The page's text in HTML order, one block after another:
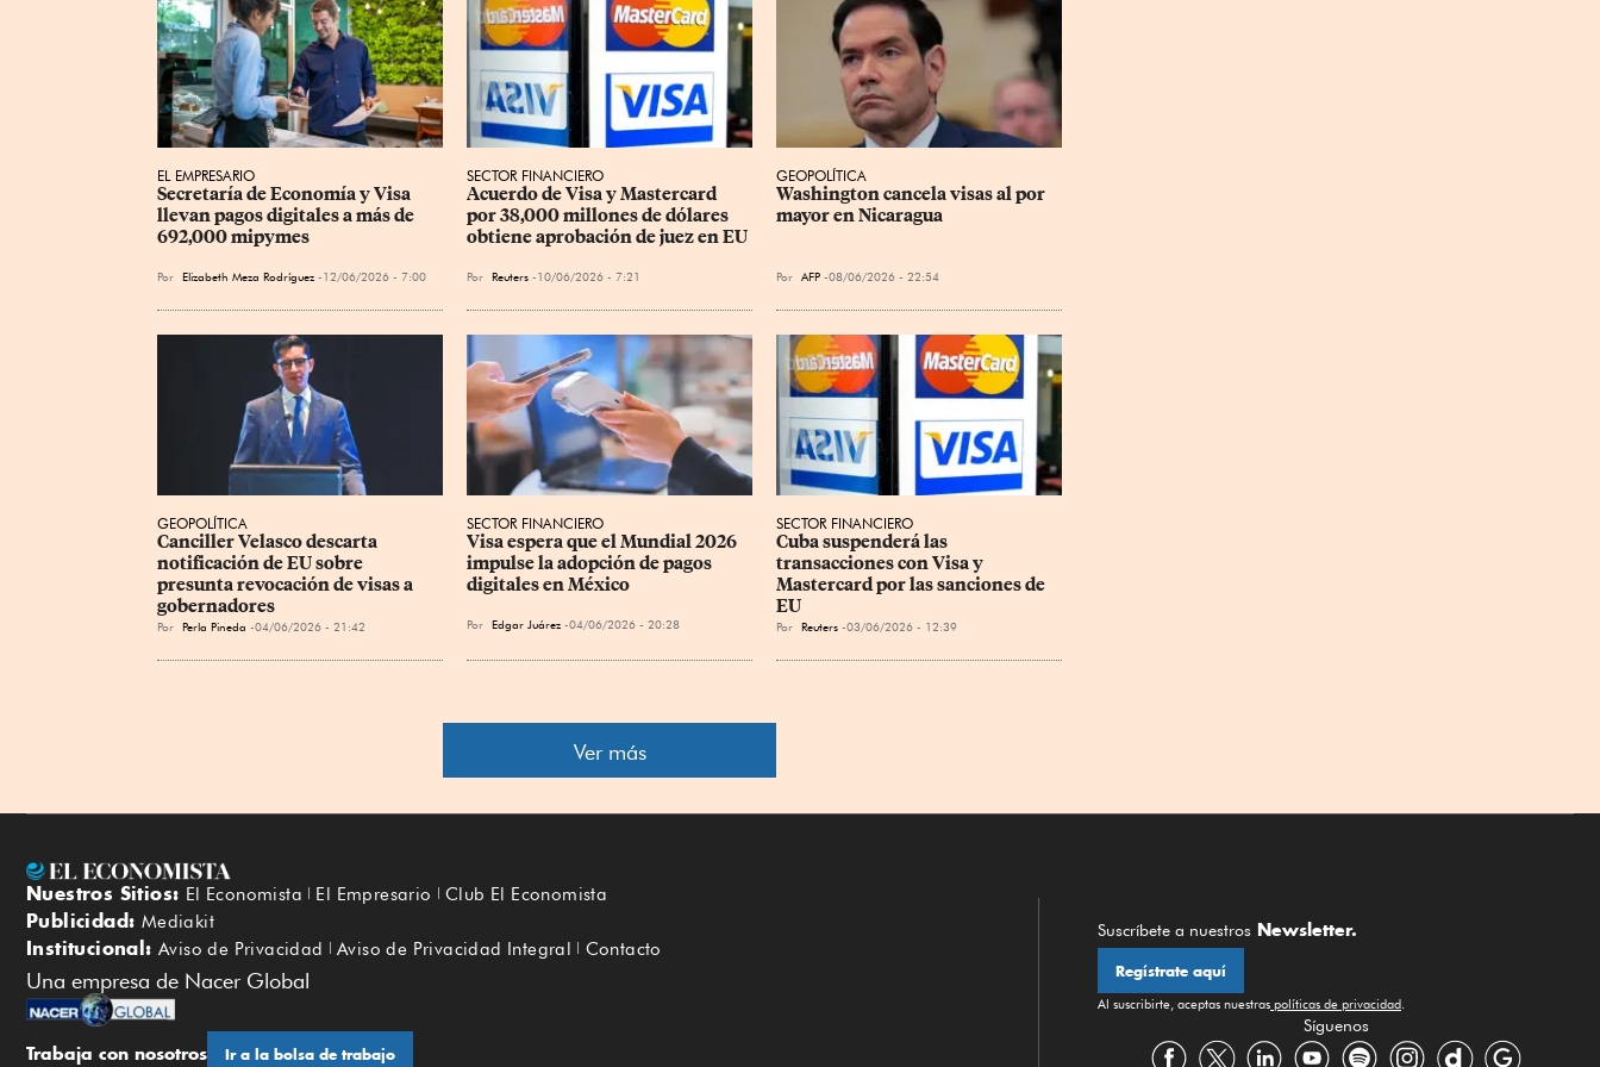
EL EMPRESARIO
Secretaría de Economía y Visa
llevan pagos digitales a más de
692,000 mipymes
Por Elizabeth Meza Rodríguez 12/06/2026 - 7:00
SECTOR FINANCIERO
Acuerdo de Visa y Mastercard
por 38,000 millones de dólares
obtiene aprobación de juez en EU
Por Reuters 10/06/2026 - 7:21
GEOPOLÍTICA
Washington cancela visas al por
mayor en Nicaragua
Por AFP 08/06/2026 - 22:54
GEOPOLÍTICA
Canciller Velasco descarta
notificación de EU sobre
presunta revocación de visas a
gobernadores
Por Perla Pineda 04/06/2026 - 21:42
SECTOR FINANCIERO
Visa espera que el Mundial 2026
impulse la adopción de pagos
digitales en México
Por Edgar Juárez 04/06/2026 - 20:28
SECTOR FINANCIERO
Cuba suspenderá las
transacciones con Visa y
Mastercard por las sanciones de
EU
Por Reuters 03/06/2026 - 12:39
Ver más
Nuestros Sitios: El Economista El Empresario Club El Economista
Publicidad: Mediakit
Institucional: Aviso de Privacidad Aviso de Privacidad Integral Contacto
Una empresa de Nacer Global
Trabaja con nosotros Ir a la bolsa de trabajo
Suscríbete a nuestros Newsletter.
Regístrate aquí
Al suscribirte, aceptas nuestras políticas de privacidad
Síguenos